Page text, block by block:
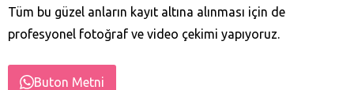
Tüm bu güzel anların kayıt altına alınması için de
profesyonel fotoğraf ve video çekimi yapıyoruz.
Buton Metni